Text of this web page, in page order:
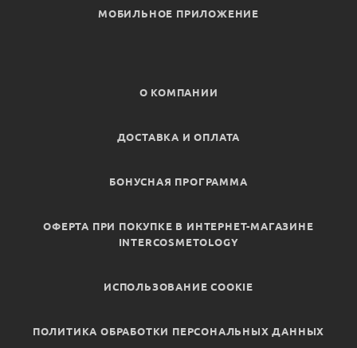
МОБИЛЬНОЕ ПРИЛОЖЕНИЕ
О КОМПАНИИ
ДОСТАВКА И ОПЛАТА
БОНУСНАЯ ПРОГРАММА
ОФЕРТА ПРИ ПОКУПКЕ В ИНТЕРНЕТ-МАГАЗИНЕ
INTERCOSMETOLOGY
ИСПОЛЬЗОВАНИЕ COOKIE
ПОЛИТИКА ОБРАБОТКИ ПЕРСОНАЛЬНЫХ ДАННЫХ